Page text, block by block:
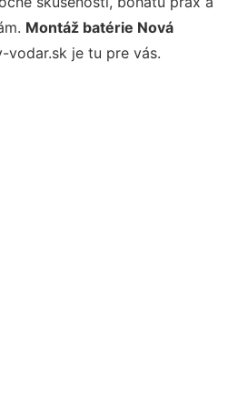
Montáž batérie Nová
vodar.sk je tu pre vás.